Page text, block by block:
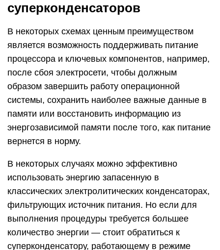
суперконденсаторов
В некоторых схемах ценным преимуществом
является возможность поддерживать питание
процессора и ключевых компонентов, например,
после сбоя электросети, чтобы должным
образом завершить работу операционной
системы, сохранить наиболее важные данные в
памяти или восстановить информацию из
энергозависимой памяти после того, как питание
вернется в норму.
В некоторых случаях можно эффективно
использовать энергию запасенную в
классических электролитических конденсаторах,
фильтрующих источник питания. Но если для
выполнения процедуры требуется большее
количество энергии — стоит обратиться к
суперконденсатору, работающему в режиме